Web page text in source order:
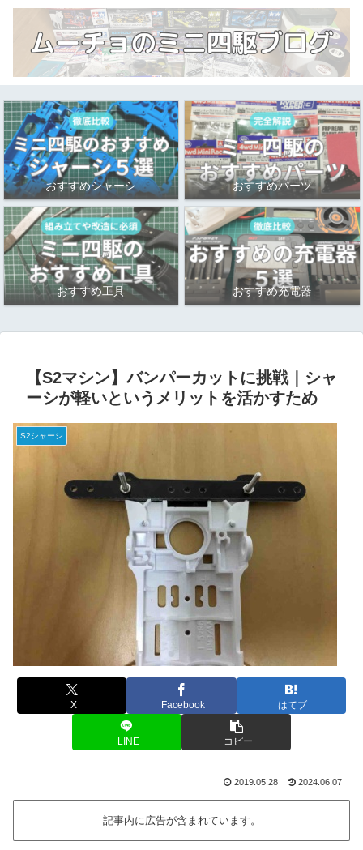
おすすめシャーシ おすすめパーツ
おすすめ工具 おすすめ充電器
【S2マシン】バンパーカットに挑戦｜シャ
ーシが軽いというメリットを活かすため
S2シャーシ
X Facebook はてブ
LINE コピー
2019.05.28 2024.06.07
記事内に広告が含まれています。